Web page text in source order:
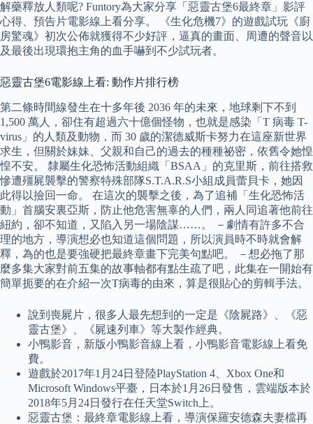
解藥釋放人類呢? Funtory為大家分享「惡靈古堡6最終章」影評
心得、預告片電影線上看分享。 《生化危機7》的遊戲試玩《廚
房驚魂》初次公佈就獲得不少好評，逼真的畫面、周遭的聲音以
及最後出現環抱主角的血手嚇到不少試玩者。
惡靈古堡6電影線上看: 動作片排行榜
第二條時間線發生在十多年後 2036 年的未來，地球剩下不到
1,500 萬人，卻住有超過六十億個怪物，也就是感染「T 病毒 T-
virus」的人類及動物，而 30 歲的潔德威斯卡努力在這座新世界
求生，但關於妹妹、父親和自己的過去的種種祕密，依舊令她惶
惶不安。 隸屬生化恐怖活動組織「BSAA」的克里斯，前往搭救
慘遭殭屍襲擊的警察特殊部隊S.T.A.R.S小組成員蕾貝卡，她因
此得以撿回一命。 在這次的襲擊之後，為了追補「生化恐怖活
動」首腦安裏亞斯，防止他危害無辜的人們，兩人同追著他前往
紐約，卻不知道，又陷入另一場陰謀……。 －劇情有許多不合
理的地方，導演想必也知道這個問題，所以演員時不時就會解
釋，為的也是要強硬把最終章畫下完美句點吧。 －想必拖了那
麼多集大家對前五集的故事軸都有點生疏了吧，此集在一開始有
簡單扼要的在介紹一次T病毒的由來，算是很貼心的剪輯手法。
說到喪屍片，很多人最先想到的一定是《陰屍路》、《惡
靈古堡》、《屍速列車》等大製作經典。
小鴨影音，新版小鴨影音線上看，小鴨影音電影線上看免
費。
遊戲於2017年1月24日登陸PlayStation 4、Xbox One和
Microsoft Windows平臺，日本於1月26日發售，雲端版本於
2018年5月24日發行在任天堂Switch上。
惡靈古堡：最終章電影線上看，導演保羅安德森夫妻檔再